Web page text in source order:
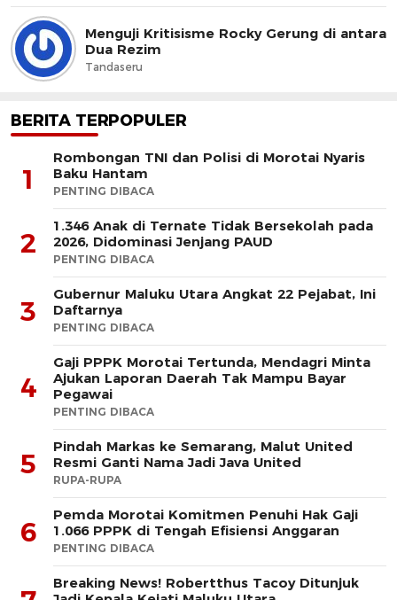
Menguji Kritisisme Rocky Gerung di antara
Dua Rezim
Tandaseru
BERITA TERPOPULER
1
Rombongan TNI dan Polisi di Morotai Nyaris
Baku Hantam
PENTING DIBACA
2
1.346 Anak di Ternate Tidak Bersekolah pada
2026, Didominasi Jenjang PAUD
PENTING DIBACA
3
Gubernur Maluku Utara Angkat 22 Pejabat, Ini
Daftarnya
PENTING DIBACA
4
Gaji PPPK Morotai Tertunda, Mendagri Minta
Ajukan Laporan Daerah Tak Mampu Bayar
Pegawai
PENTING DIBACA
5
Pindah Markas ke Semarang, Malut United
Resmi Ganti Nama Jadi Java United
RUPA-RUPA
6
Pemda Morotai Komitmen Penuhi Hak Gaji
1.066 PPPK di Tengah Efisiensi Anggaran
PENTING DIBACA
Breaking News! Robertthus Tacoy Ditunjuk